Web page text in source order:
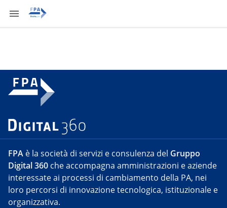
FPA è la società di servizi e consulenza del Gruppo
Digital 360 che accompagna amministrazioni e aziende
interessate ai processi di cambiamento della PA, nei
loro percorsi di innovazione tecnologica, istituzionale e
organizzativa.